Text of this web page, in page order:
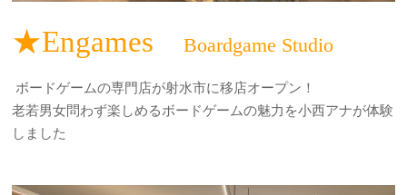
★Engames Boardgame Studio
ボードゲームの専門店が射水市に移店オープン！
老若男女問わず楽しめるボードゲームの魅力を小西アナが体験
しました